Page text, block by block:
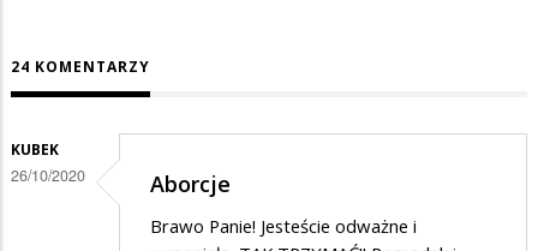
24 KOMENTARZY
KUBEK
26/10/2020 Aborcje
Brawo Panie! Jesteście odważne i